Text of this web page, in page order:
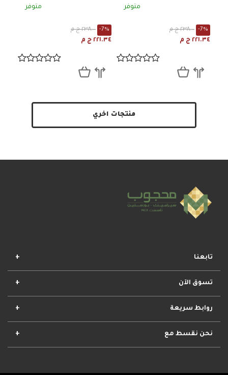
متوفر
٢٣٨.٠٠ ج م -7%
٢٢١.٣٤ ج م
متوفر
٢٣٨.٠٠ ج م -7%
٢٢١.٣٤ ج م
منتجات اخري
تابعنا
تسوق الآن
افضل المجموعات
روابط سريعة
الأحكام والشروط
نحن نقسط مع